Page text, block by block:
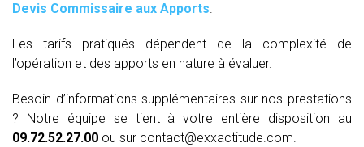
Devis Commissaire aux Apports.
Les tarifs pratiqués dépendent de la complexité de
l’opération et des apports en nature à évaluer.
Besoin d’informations supplémentaires sur nos prestations
? Notre équipe se tient à votre entière disposition au
09.72.52.27.00 ou sur contact@exxactitude.com.